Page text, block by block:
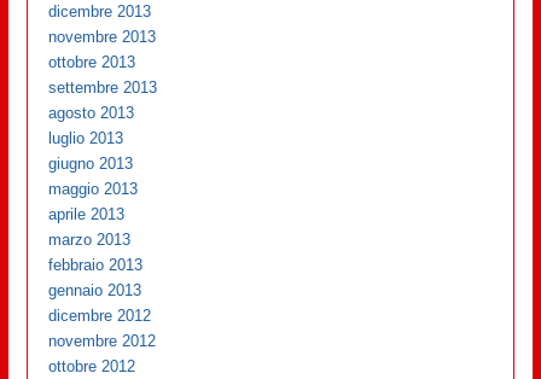
dicembre 2013
novembre 2013
ottobre 2013
settembre 2013
agosto 2013
luglio 2013
giugno 2013
maggio 2013
aprile 2013
marzo 2013
febbraio 2013
gennaio 2013
dicembre 2012
novembre 2012
ottobre 2012